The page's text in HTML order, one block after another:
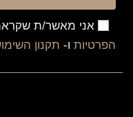
אני מאשר/ת
הפרטיות ו- תקנון